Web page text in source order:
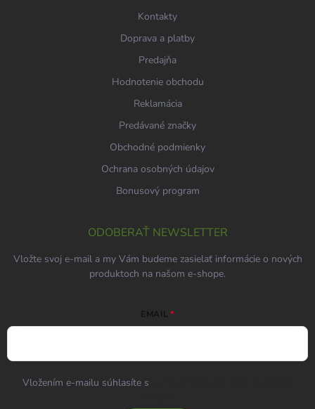
Kontakty
Doprava a platby
Predajňa
Hodnotenie obchodu
Reklamácia
Predávané značky
Obchodné podmienky
Ochrana osobných údajov
Bonusový program
ODOBERAŤ NEWSLETTER
Vložte svoj e-mail a my Vám budeme zasielať informácie o nových
produktoch na našom e-shope.
EMAIL
Vložením e-mailu súhlasíte s